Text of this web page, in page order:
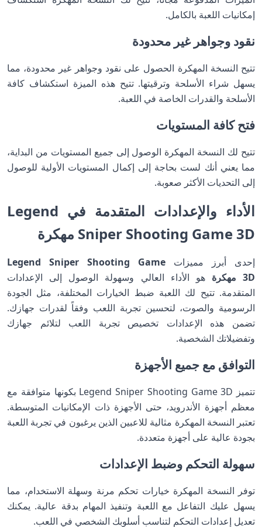
إمكانيات اللعبة بالكامل.
نقود وجواهر غير محدودة
تتيح النسخة المهكرة الحصول على نقود وجواهر غير محدودة، مما
يسهل شراء الأسلحة وترقيتها. تتيح هذه الميزة استكشاف كافة
الأسلحة والقدرات الخاصة في اللعبة.
فتح كافة المستويات
تتيح لك النسخة المهكرة الوصول إلى جميع المستويات من البداية،
مما يعني أنك لست بحاجة إلى إكمال المستويات الأولية للوصول
إلى التحديات الأكثر صعوبة.
الأداء والإعدادات المتقدمة في Legend
Sniper Shooting Game 3D مهكرة
إحدى أبرز مميزات Legend Sniper Shooting Game
3D مهكرة
هو الأداء العالي وسهولة الوصول إلى الإعدادات
المتقدمة. تتيح لك اللعبة ضبط الخيارات المختلفة، مثل الجودة
الرسومية والصوت، لتحسين تجربة اللعب وفقاً لقدرات جهازك.
تضمن هذه الإعدادات تخصيص تجربة اللعب لتلائم جهازك
وتفضيلاتك الشخصية.
التوافق مع جميع الأجهزة
تتميز Legend Sniper Shooting Game 3D بكونها متوافقة مع
معظم أجهزة الأندرويد، حتى الأجهزة ذات الإمكانيات المتوسطة.
تعتبر النسخة المهكرة مثالية للاعبين الذين يرغبون في تجربة اللعبة
بجودة عالية على أجهزة متعددة.
سهولة التحكم وضبط الإعدادات
توفر النسخة المهكرة خيارات تحكم مرنة وسهلة الاستخدام، مما
يسهل عليك التفاعل مع اللعبة وتنفيذ المهام بدقة عالية. يمكنك
تعديل إعدادات التحكم لتناسب أسلوبك الشخصي في اللعب.